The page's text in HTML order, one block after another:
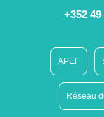
+352 49
APEF
Réseau